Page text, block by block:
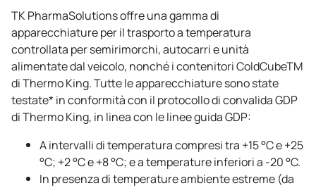
TK PharmaSolutions offre una gamma di
apparecchiature per il trasporto a temperatura
controllata per semirimorchi, autocarri e unità
alimentate dal veicolo, nonché i contenitori ColdCubeTM
diThermo King. Tutte le apparecchiature sono state
testate* in conformità con il protocollo di convalida GDP
diThermo King, in linea con le linee guida GDP:
A intervalli di temperatura compresi tra +15 °C e +25
°C; +2 °C e +8 °C; e a temperature inferiori a -20 °C.
In presenza di temperature ambiente estreme (da